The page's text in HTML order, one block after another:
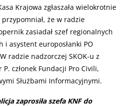
Krajowa zgłaszała wielokrotnie
że w radzie
zasiadał szef regionalnych
i asystent europosłanki PO
radzie nadzorczej SKOK-u z
członek Fundacji Pro Civili,
Służbami Informacyjnymi.
zaprosiła szefa KNF do